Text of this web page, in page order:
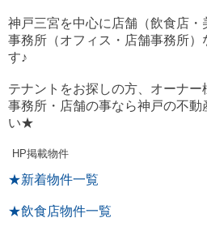
神戸三宮を中心に店舗（飲食店・
事務所（オフィス・店舗事務所）
す♪
テナントをお探しの方、オーナー
事務所・店舗の事なら神戸の不動
い★
HP掲載物件
★新着物件一覧
★飲食店物件一覧